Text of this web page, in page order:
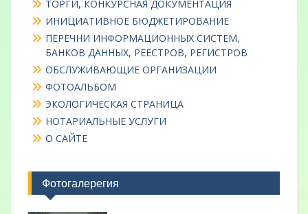
ТОРГИ, КОНКУРСНАЯ ДОКУМЕНТАЦИЯ
ИНИЦИАТИВНОЕ БЮДЖЕТИРОВАНИЕ
ПЕРЕЧНИ ИНФОРМАЦИОННЫХ СИСТЕМ,
БАНКОВ ДАННЫХ, РЕЕСТРОВ, РЕГИСТРОВ
ОБСЛУЖИВАЮЩИЕ ОРГАНИЗАЦИИ
ФОТОАЛЬБОМ
ЭКОЛОГИЧЕСКАЯ СТРАНИЦА
НОТАРИАЛЬНЫЕ УСЛУГИ
О САЙТЕ
Фотогалерегия